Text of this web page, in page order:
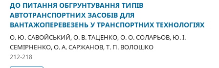
ДО ПИТАННЯ ОБГРУНТУВАННЯ ТИПІВ
АВТОТРАНСПОРТНИХ ЗАСОБІВ ДЛЯ
ВАНТАЖОПЕРЕВЕЗЕНЬ У ТРАНСПОРТНИХ ТЕХНОЛОГІЯХ
О. Ю. САВОЙСЬКИЙ, О. В. ТАЦЕНКО, О. О. СОЛАРЬОВ, Ю. І.
СЕМІРНЕНКО, О. А. САРЖАНОВ, Т. П. ВОЛОШКО
212-218